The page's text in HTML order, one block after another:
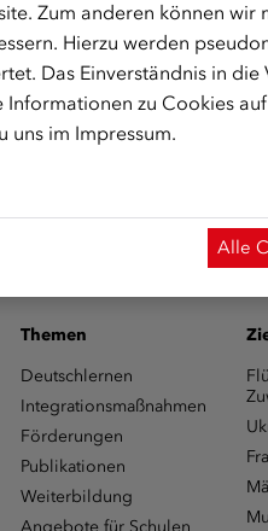
Themen
Deutschlernen
Integrationsmaßnahmen
Förderungen
Publikationen
Weiterbildung
Angebote für Schulen
Zum anderen können wir
Hierzu werden
Das Einverständnis in
zu Cookies
uns im Impressum.
Alle